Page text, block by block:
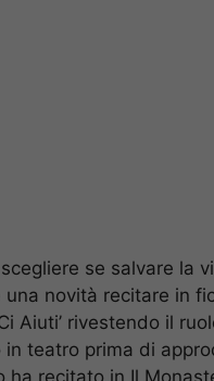
se salvare la
una novità recitare in
Aiuti’ rivestendo il
in teatro prima di
ha recitato in Il